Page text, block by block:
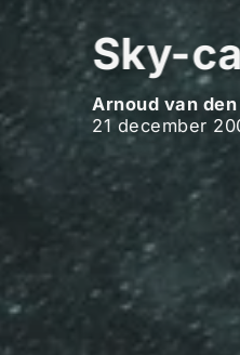
Sky-
Arnoud van
21 december